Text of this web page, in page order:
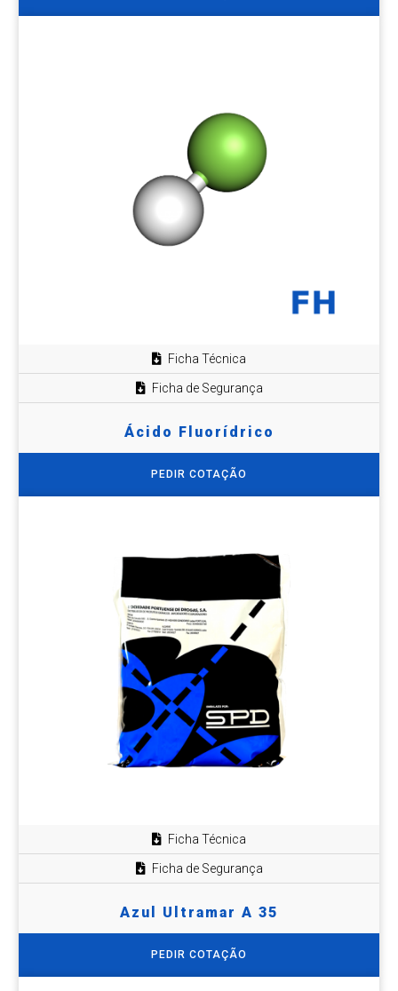
Ficha Técnica
Ficha de Segurança
Ácido Fluorídrico
PEDIR COTAÇÃO
Ficha Técnica
Ficha de Segurança
Azul Ultramar A 35
PEDIR COTAÇÃO